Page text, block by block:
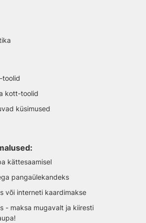
toolid
kott-toolid
küsimused
kättesaamisel
pangaülekandeks
või interneti kaardimakse
- maksa mugavalt ja kiiresti